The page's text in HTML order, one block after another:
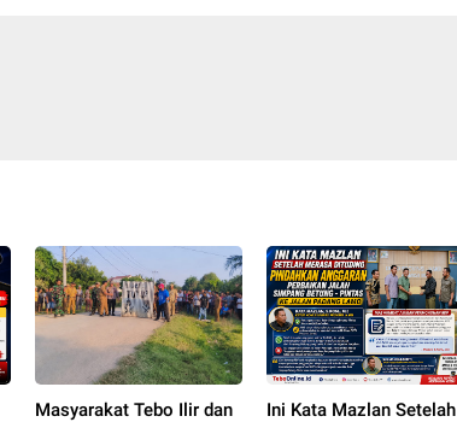
Masyarakat Tebo Ilir dan Ini Kata Mazlan Setelah